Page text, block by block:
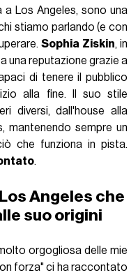
a Los Angeles, sono una
stiamo parlando (e con
Sophia Ziskin, in
una reputazione grazie a
di tenere il pubblico
alla fine. Il suo stile
diversi, dall'house alla
mantenendo sempre un
che funziona in pista.
.
Angeles che
suo origini
orgogliosa delle mie
forza" ci ha raccontato